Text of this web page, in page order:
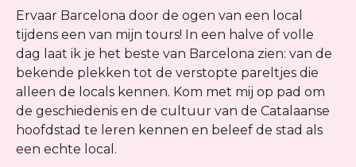
Ervaar Barcelona door de ogen van een local
tijdens een van mijn tours! In een halve of volle
dag laat ik je het beste van Barcelona zien: van de
bekende plekken tot de verstopte pareltjes die
alleen de locals kennen. Kom met mij op pad om
de geschiedenis en de cultuur van de Catalaanse
hoofdstad te leren kennen en beleef de stad als
een echte local.